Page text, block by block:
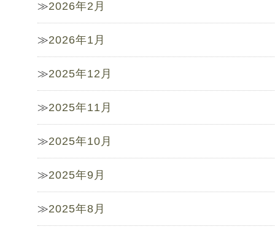
2026年2月
2026年1月
2025年12月
2025年11月
2025年10月
2025年9月
2025年8月